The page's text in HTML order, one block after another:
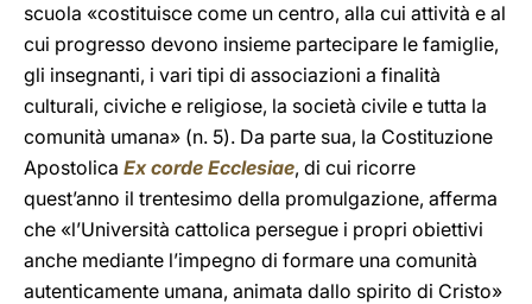
scuola «costituisce come un centro, alla cui attività e al
cui progresso devono insieme partecipare le famiglie,
gli insegnanti, i vari tipi di associazioni a finalità
culturali, civiche e religiose, la società civile e tutta la
comunità umana» (n. 5). Da parte sua, la Costituzione
Apostolica Ex corde Ecclesiae, di cui ricorre
quest’anno il trentesimo della promulgazione, afferma
che «l’Università cattolica persegue i propri obiettivi
anche mediante l’impegno di formare una comunità
autenticamente umana, animata dallo spirito di Cristo»